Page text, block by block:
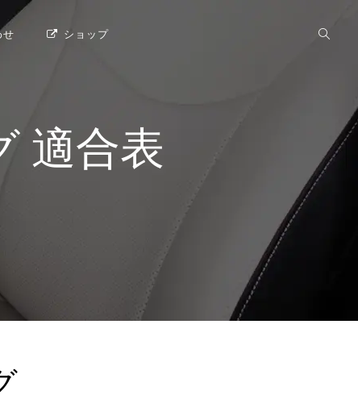
せ ショップ
適合表